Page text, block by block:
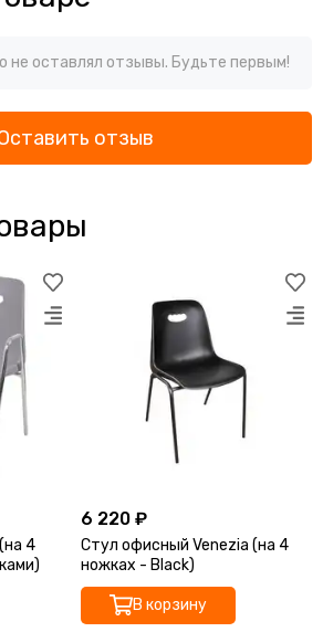
не оставлял отзывы. Будьте первым!
отзыв
4
6 220 ₽
Стул офисный Venezia (на 4
ножках - Black)
В корзину